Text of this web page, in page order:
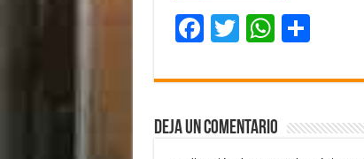
F
e
b
o
T
tt
er
W
at
sA
p
C
m
ar
Deja un comentario